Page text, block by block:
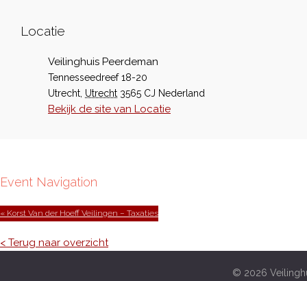
Locatie
Veilinghuis Peerdeman
Tennesseedreef 18-20
Utrecht Utrecht 3565 CJ Nederland
Bekijk de site van Locatie
Event Navigation
« Korst Van der Hoeff Veilingen – Taxaties
< Terug naar overzicht
© 2026